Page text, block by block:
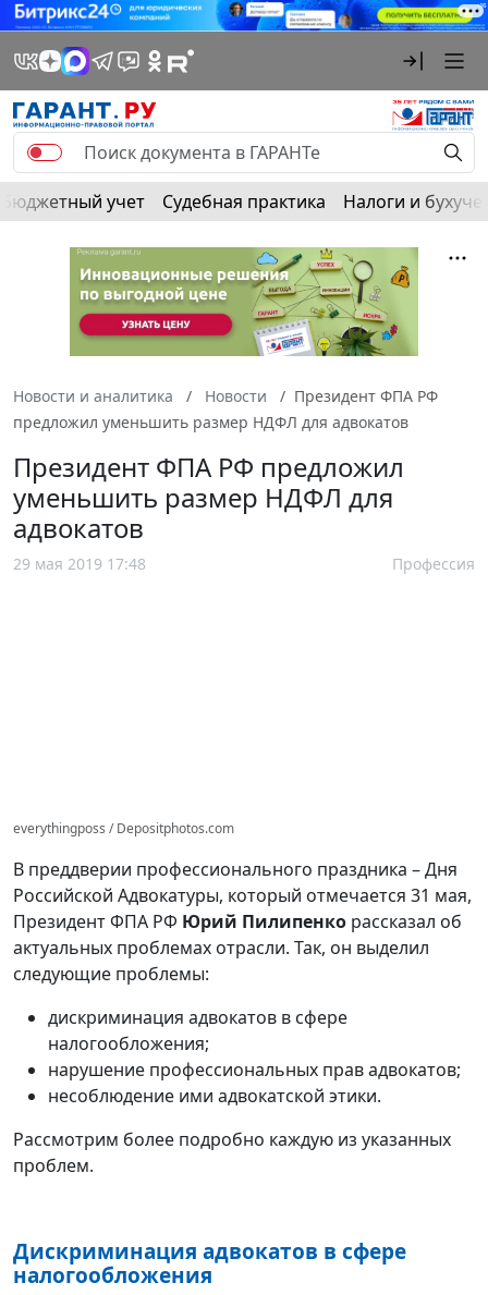
Бюджетный учет Судебная практика Налоги и
Новости и аналитика Новости
Президент ФПА РФ
предложил уменьшить размер НДФЛ для адвокатов
Президент ФПА РФ предложил
уменьшить размер НДФЛ для
адвокатов
29 мая 2019 17:48 Профессия
everythingposs / Depositphotos.com
В преддверии профессионального праздника – Дня
Российской Адвокатуры, который отмечается 31 мая,
Президент ФПА РФ Юрий Пилипенко рассказал об
актуальных проблемах отрасли. Так, он выделил
следующие проблемы:
дискриминация адвокатов в сфере
налогообложения;
нарушение профессиональных прав адвокатов;
несоблюдение ими адвокатской этики.
Рассмотрим более подробно каждую из указанных
проблем.
Дискриминация адвокатов в сфере
налогообложения